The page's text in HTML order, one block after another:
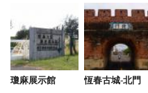
瓊麻展示館 恆春古城-北門